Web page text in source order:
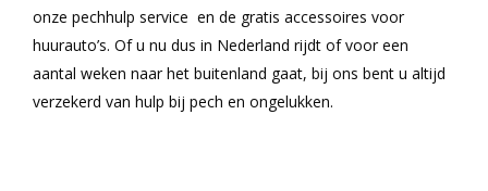
onze pechhulp service en de gratis accessoires voor
huurauto’s. Of u nu dus in Nederland rijdt of voor een
aantal weken naar het buitenland gaat, bij ons bent u altijd
verzekerd van hulp bij pech en ongelukken.